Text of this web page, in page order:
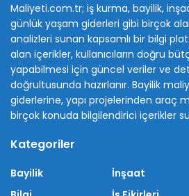
Maliyeti.com.tr; iş kurma, bayilik,
günlük yaşam giderleri gibi birçok
analizleri sunan kapsamlı bir bilgi
alan içerikler, kullanıcıların doğru
yapabilmesi için güncel veriler ve
doğrultusunda hazırlanır. Bayilik
giderlerine, yapı projelerinden araç
birçok konuda bilgilendirici içerikler
Kategoriler
Bayilik
İnşaat